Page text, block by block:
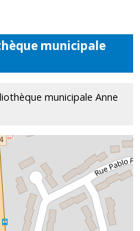
municipale
municipale Anne